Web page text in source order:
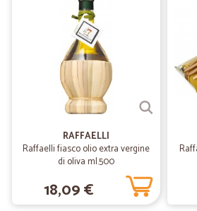
RAFFAELLI
Raffaelli fiasco olio extra vergine
di oliva ml.500
18,09 €